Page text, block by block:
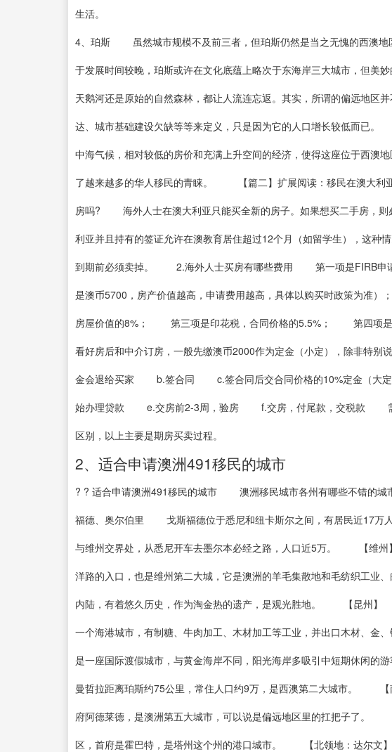
生活。
4、珀斯 虽然城市规模不及前三者，但珀斯仍然是当之无愧的西澳
于发展时间较晚，珀斯或许在文化底蕴上略次于东海岸三大城市，但美
天鹅河还是原始的自然森林，都让人流连忘返。其实，所谓的偏远地区
达、城市基础建设欠缺等等来定义，只是因为它的人口增长较低而已
中海气候，相对较低的房价和充满上升空间的经济，使得这座位于西澳
了越来越多的华人移民的青睐。 【篇二】扩展阅读：移民在澳大
房吗? 海外人士在澳大利亚只能买全新的房子。如果想买二手房，则
利亚并且持有的签证允许在澳教育居住超过12个月（如留学生），这种
到期前必须卖掉。 2.海外人士买房有哪些费用 第一项是FIRB申请
是澳币5700，房产价值越高，申请费用越高，具体以购买时政策为准
房屋价值的8%； 第三项是印花税，合同价格的5.5%； 第四
看好房后和中介订房，一般先缴澳币2000作为定金（小定），除非特别
金会退给买家 b.签合同 c.签合同后交合同价格的10%定金（大
始办理贷款 e.交房前2-3周，验房 f.交房，付尾款，交税款 需要
区别，以上主要是期房买卖过程。
2、适合申请澳洲491移民的城市
? ? 适合申请澳洲491移民的城市 澳洲移民城市各州有哪些不错
福德、奥尔伯里 戈斯福德位于悉尼和纽卡斯尔之间，有居民近17
与维州交界处，从悉尼开车去墨尔本必经之路，人口近5万。 【
洋路的入口，也是维州第二大城，它是澳洲的羊毛集散地和毛纺织工
内陆，有着悠久历史，作为淘金热的遗产，是观光胜地。 【昆
一个海港城市，有制糖、牛肉加工、木材加工等工业，并出口木材、
是一座国际渡假城市，与黄金海岸不同，阳光海岸多吸引中短期
曼哲拉距离珀斯约75公里，常住人口约9万，是西澳第二大城市。
府阿德莱德，是澳洲第五大城市，可以说是偏远地区里的扛把子了
区，首府是霍巴特，是塔州这个州的港口城市。 【北领地：达尔